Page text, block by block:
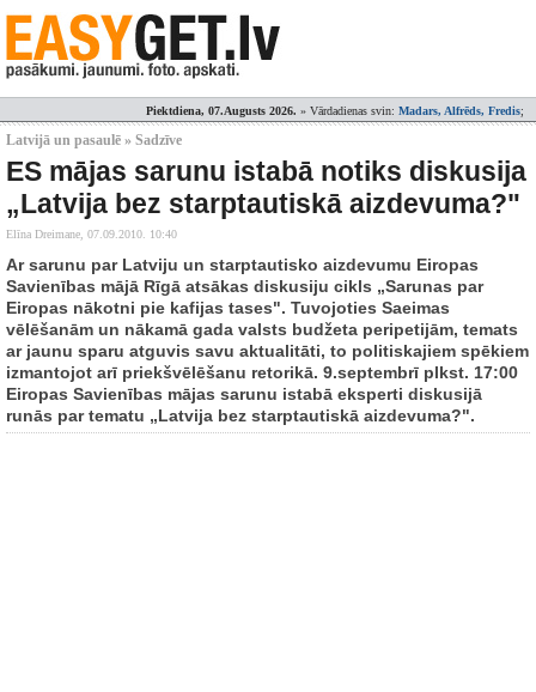
Piektdiena, 07.Augusts 2026. » Vārdadienas svin: Madars, Alfrēds, Fredis;
Latvijā un pasaulē » Sadzīve
ES mājas sarunu istabā notiks diskusija
„Latvija bez starptautiskā aizdevuma?"
Elīna Dreimane, 07.09.2010. 10:40
Ar sarunu par Latviju un starptautisko aizdevumu Eiropas
Savienības mājā Rīgā atsākas diskusiju cikls „Sarunas par
Eiropas nākotni pie kafijas tases". Tuvojoties Saeimas
vēlēšanām un nākamā gada valsts budžeta peripetijām, temats
ar jaunu sparu atguvis savu aktualitāti, to politiskajiem spēkiem
izmantojot arī priekšvēlēšanu retorikā. 9.septembrī plkst. 17:00
Eiropas Savienības mājas sarunu istabā eksperti diskusijā
runās par tematu „Latvija bez starptautiskā aizdevuma?".